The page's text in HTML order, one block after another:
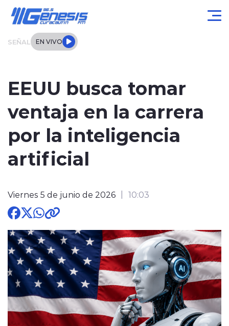
SEÑAL EN VIVO
Regional
Tendencias
Entrevistas
Deportes
modo claro
EEUU busca tomar
ventaja en la carrera
por la inteligencia
artificial
Viernes 5 de junio de 2026 10:03